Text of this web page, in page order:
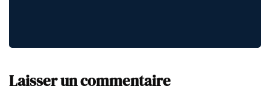
Laisser un commentaire